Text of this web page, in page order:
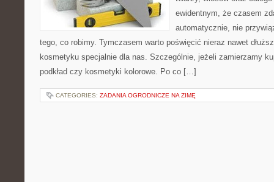
ewidentnym, że czasem
automatycznie, nie
tego, co robimy. Tymczasem warto poświęcić nieraz nawet
kosmetyku specjalnie dla nas. Szczególnie, jeżeli zamierzamy
podkład czy kosmetyki kolorowe. Po co […]
CATEGORIES: ZADANIA OGRODNICZE NA ZIMĘ